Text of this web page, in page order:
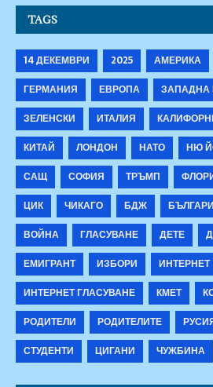
TAGS
14 ДЕКЕМВРИ 2025 АМЕРИКА
ГЕРМАНИЯ
ЕВРОПА
ЗАПАДНА
ЗЕЛЕНСКИ
ИТАЛИЯ
КИТАЙ
ЛОНДОН НАТО НЮ
САЩ
СОФИЯ ТРЪМП
ЦИК
ЧИКАГО БДЖ
ВОЙНА
ГЛАСУВАНЕ ДЕТЕ
ЕМИГРАНТ
ИЗБОРИ
ИНТЕРНЕТ
ИНТЕРНЕТ ГЛАСУВАНЕ
КМЕТ
РОДИТЕЛИ
РОДИТЕЛИТЕ
СТУДЕНТИ
ЦИГАНИ ЧУЖБИНА